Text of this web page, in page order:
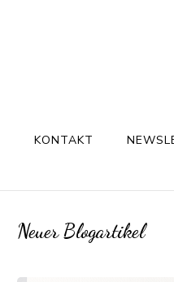
KONTAKT
Neuer Blogartikel